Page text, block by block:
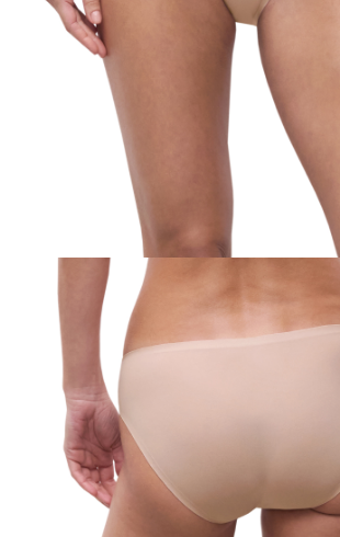
５．嚴禁一人註冊多個帳號或使用他人資訊註冊。若
恩沛科技股份有限公司將有權停止該用戶之使用額度